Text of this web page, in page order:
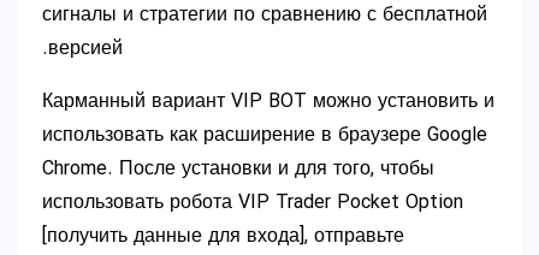
сигналы и стратегии по сравнению с бесплатной
версией.
Карманный вариант VIP BOT можно установить и
использовать как расширение в браузере Google
Chrome. После установки и для того, чтобы
использовать робота VIP Trader Pocket Option
[получить данные для входа], отправьте